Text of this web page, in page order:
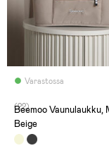
Varastossa
(22)
Beemoo Vaunulaukku,
Beige